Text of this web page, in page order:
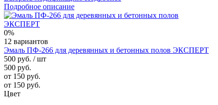
Подробное описание
0%
12 вариантов
Эмаль ПФ-266 для деревянных и бетонных полов ЭКСПЕРТ
500 руб. / шт
500 руб.
от 150 руб.
от 150 руб.
Цвет